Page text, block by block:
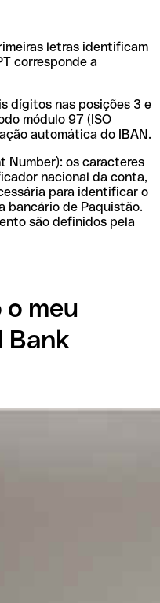
letras identificam
corresponde a
dígitos nas posições 3 e
módulo 97 (ISO
automática do IBAN.
Number): os caracteres
nacional da conta,
para identificar o
bancário de Paquistão.
são definidos pela
meu
Bank